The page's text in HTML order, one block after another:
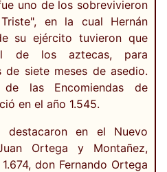
uno de los sobrevivieron
en la cual Hernán
su ejército tuvieron que
de los aztecas, para
de siete meses de asedio.
las Encomiendas de
en el año 1.545.
en el Nuevo
Ortega y Montañez,
don Fernando Ortega